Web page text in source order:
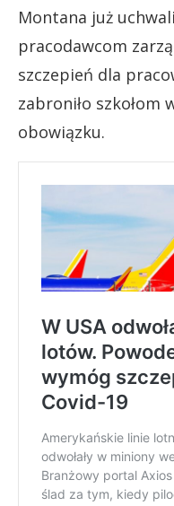
Montana już
pracodawcom
szczepień dla
zabroniło szkołom
obowiązku.